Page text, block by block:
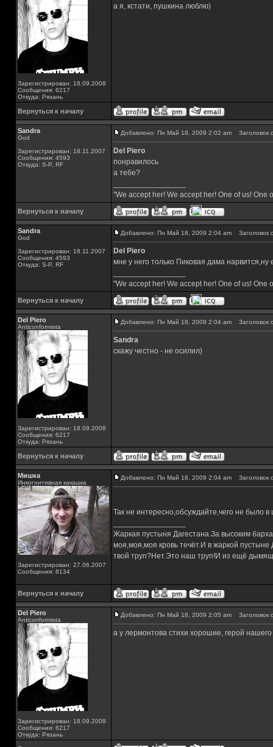
Зарегистрирован: 18.09.2008
Сообщения: 6217
Откуда: Рязань
а я, кстати, пушкина люблю)
Вернуться к началу
Sandra
God
Зарегистрирован: 18.11.2007
Сообщения: 4593
Откуда: S-P, RF
Добавлено: Пн Май 18, 2009 2:02 am Заголовок
Del Piero
понравилось
а тебе?
"We accept her! We accept her! One of us!
Вернуться к началу
Sandra
God
Зарегистрирован: 18.11.2007
Сообщения: 4593
Откуда: S-P, RF
Добавлено: Пн Май 18, 2009 2:04 am Заголовок
Del Piero
мне у него только Пиковая дама
"We accept her! We accept her! One of us!
Вернуться к началу
Del Piero
Аnticonformista
Зарегистрирован: 18.09.2008
Сообщения: 6217
Откуда: Рязань
Добавлено: Пн Май 18, 2009 2:04 am Заголовок
Sandra
скажу честно - не осилил)
Вернуться к началу
Мишка
Инкогнитивная какашка
Зарегистрирован: 27.06.2007
Сообщения: 8134
Добавлено: Пн Май 18, 2009 2:04 am Заголовок
Так не интересно,обсуждайте,чего не было
Жаркая пустыня Дагестана.За высоким
моя,моя,моя кровь течёт.И в жаркой
твой труп?Нет.Это наш труп!И из ещё
Вернуться к началу
Del Piero
Аnticonformista
Зарегистрирован: 18.09.2008
Сообщения: 6217
Откуда: Рязань
Добавлено: Пн Май 18, 2009 2:05 am Заголовок
а у лермонтова стихи хорошие, герой